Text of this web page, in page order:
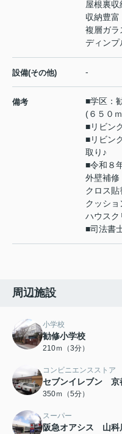
屋根裏収
収納豊富
複層ガラ
ディンプ
設備(その他) -
備考
■学区：
(６５０
■リビン
■リビン
取り♪
■令和８
外壁補修
クロス貼
クッショ
ハウスク
■司法書
周辺施設
小学校
勧修小学校
210ｍ（3分）
コンビニエンスストア
セブンイレブン 京
350ｍ（5分）
スーパー
阪急オアシス 山科